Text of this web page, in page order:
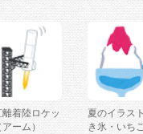
離着陸ロケッ
ーム）
夏のイラス
き氷・いちご